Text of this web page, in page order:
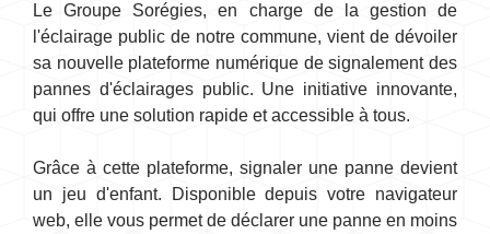
Le Groupe Sorégies, en charge de la gestion de
l'éclairage public de notre commune, vient de dévoiler
sa nouvelle plateforme numérique de signalement des
pannes d'éclairages public. Une initiative innovante,
qui offre une solution rapide et accessible à tous.
Grâce à cette plateforme, signaler une panne devient
un jeu d'enfant. Disponible depuis votre navigateur
web, elle vous permet de déclarer une panne en moins